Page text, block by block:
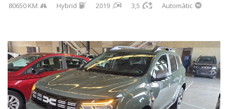
80650 KM Hybrid 2019 3,5 Automàtic